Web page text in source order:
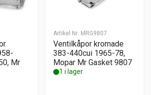
Mr
Artikel Nr: MRG9807
Ventilkåpor kromade
383-440cui 1965-78,
Mopar Mr Gasket 9807
1 i lager